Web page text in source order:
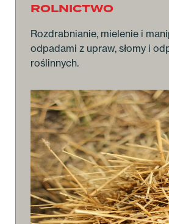
ROLNICTWO
Rozdrabnianie, mielenie i
odpadami z upraw, słomy i
roślinnych.